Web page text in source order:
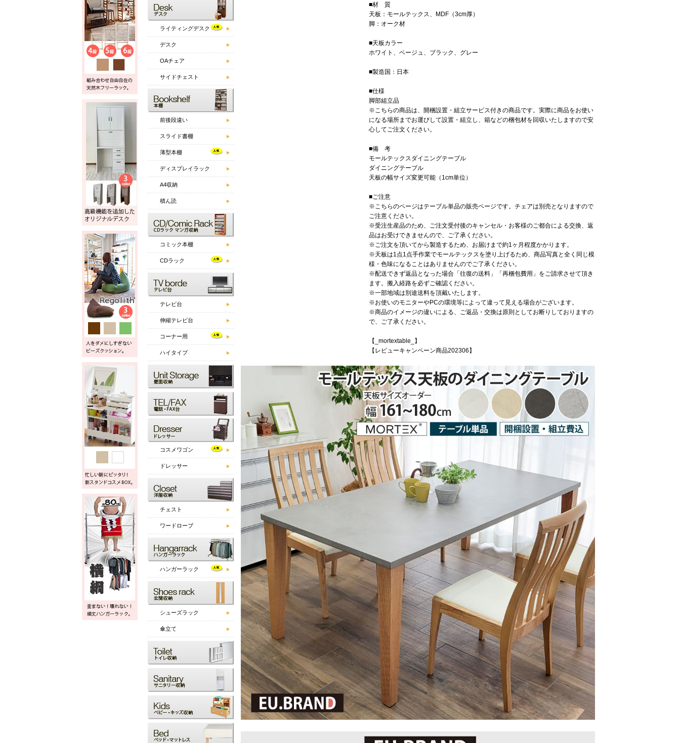
ライティングデスク
デスク
OAチェア
サイドチェスト
前後段違い
スライド書棚
薄型本棚
ディスプレイラック
A4収納
積ん読
コミック本棚
CDラック
テレビ台
伸縮テレビ台
コーナー用
ハイタイプ
コスメワゴン
ドレッサー
チェスト
ワードローブ
ハンガーラック
シューズラック
傘立て
■材 質
天板：モールテックス、MDF（3cm厚）
脚：オーク材
■天板カラー
ホワイト、ベージュ、ブラック、グレー
■製造国：日本
■仕様
脚部組立品
※こちらの商品は、開梱設置・組立サービス付きの商品です。実際に商品をお使い
になる場所までお運びして設置・組立し、箱などの梱包材を回収いたしますので安
心してご注文ください。
■備 考
モールテックスダイニングテーブル
ダイニングテーブル
天板の幅サイズ変更可能（1cm単位）
■ご注意
※こちらのページはテーブル単品の販売ページです。チェアは別売となりますので
ご注意ください。
※受注生産品のため、ご注文受付後のキャンセル・お客様のご都合による交換、返
品はお受けできませんので、ご了承ください。
※ご注文を頂いてから製造するため、お届けまで約1ヶ月程度かかります。
※天板は1点1点手作業でモールテックスを塗り上げるため、商品写真と全く同じ模
様・色味になることはありませんのでご了承ください。
※配送できず返品となった場合「往復の送料」「再梱包費用」をご請求させて頂き
ます。搬入経路を必ずご確認ください。
※一部地域は別途送料を頂戴いたします。
※お使いのモニターやPCの環境等によって違って見える場合がございます。
※商品のイメージの違いによる、ご返品・交換は原則としてお断りしておりますの
で、ご了承ください。
【_mortextable_】
【レビューキャンペーン商品202306】